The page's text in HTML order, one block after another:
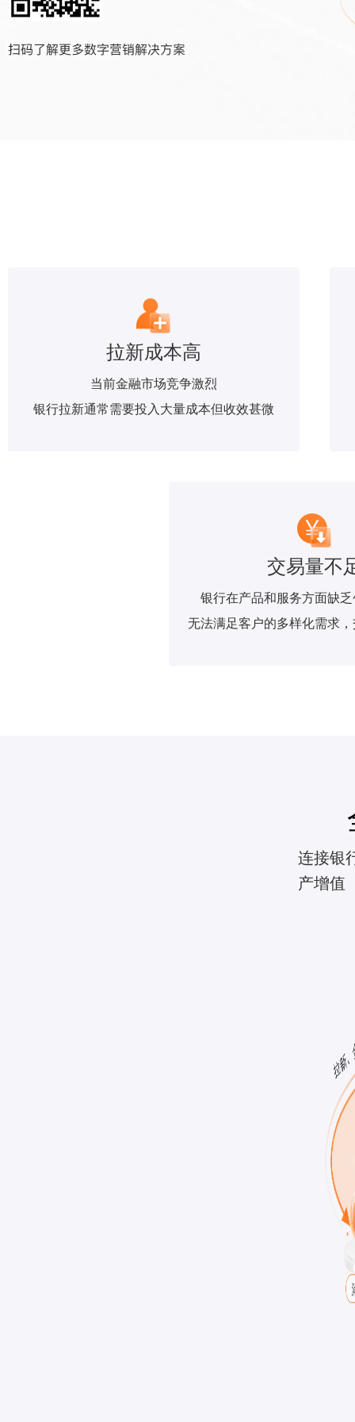
拉新成本高
当前金融市场竞争激烈
银行拉新通常需要投入大量成本但收效甚微
交易量不
银行在产品和服务方面缺
无法满足客户的多样化需求
连接银
产增值